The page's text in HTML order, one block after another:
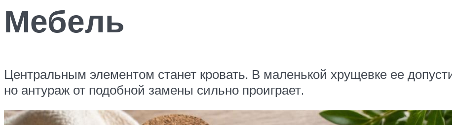
Мебель
Центральным элементом станет кровать. В маленькой хрущевке ее
но антураж от подобной замены сильно проиграет.